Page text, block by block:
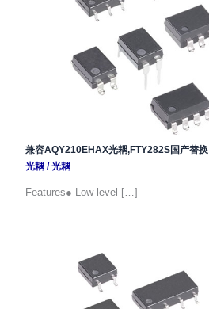
兼容AQY210EHAX光耦,FTY282S国产替换
光耦/光耦
Features● Low-level […]